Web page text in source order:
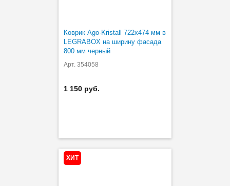
Коврик Ago-Kristall 722х474 мм в
LEGRABOX на ширину фасада
800 мм черный
Арт. 354058
1 150 руб.
ХИТ